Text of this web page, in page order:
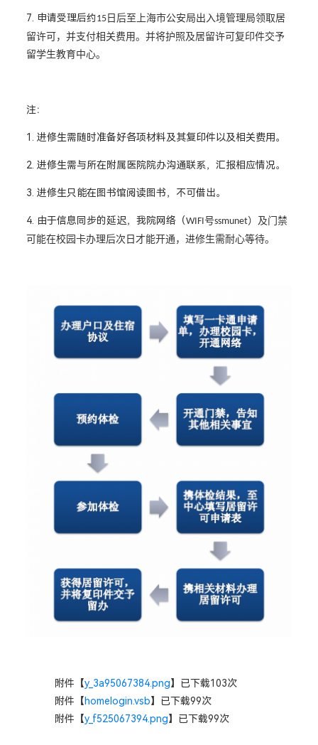
7. 申请受理后约15 日后至上海市公安局出入境管理局领取居
留许可，并支付相关费用。并将护照及居留许可复印件交予
留学生教育中心。
注：
1. 进修生需随时准备好各项材料及其复印件以及相关费用。
2. 进修生需与所在附属医院院办沟通联系，汇报相应情况。
3. 进修生只能在图书馆阅读图书，不可借出。
4. 由于信息同步的延迟，我院网络（WIFI号ssmunet）及门禁
可能在校园卡办理后次日才能开通，进修生需耐心等待。
附件【y_3a95067384.png】已下载103次
附件【homelogin.vsb】已下载99次
附件【y_f525067394.png】已下载99次